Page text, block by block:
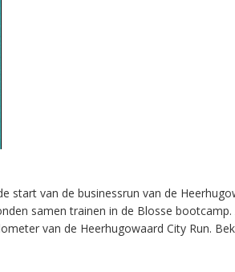
start van de businessrun van de
samen trainen in de Blosse bootcamp.
van de Heerhugowaard City Run.